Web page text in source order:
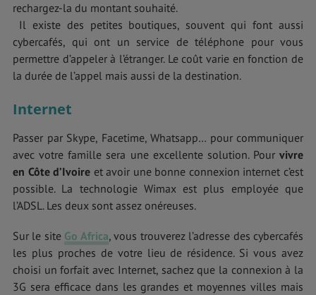
rechargez-la du montant souhaité.
Il existe des petites boutiques, souvent qui font aussi
cybercafés, qui ont un service de téléphone pour vous
permettre d’appeler à l’étranger. Le coût varie en fonction de
la durée de l’appel mais aussi de la destination.
Internet
Passer par Skype, Facetime, Whatsapp… pour communiquer
avec votre famille sera une excellente solution. Pour vivre
en Côte d’Ivoire et avoir une bonne connexion internet c’est
possible. La technologie Wimax est plus employée que
l’ADSL. Les deux sont assez onéreuses.
Sur le site Go Africa, vous trouverez l’adresse des cybercafés
les plus proches de votre lieu de résidence. Si vous avez
choisi un forfait avec Internet, sachez que la connexion à la
3G sera efficace dans les grandes et moyennes villes mais